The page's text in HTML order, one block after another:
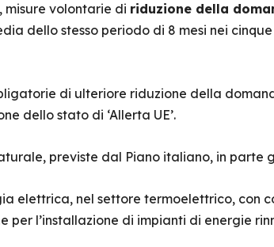
misure volontarie di riduzione della
dello stesso periodo di 8 mesi nei
di ulteriore riduzione della
dello stato di ‘Allerta UE’.
previste dal Piano italiano, in
elettrica, nel settore termoelettrico, con
per l’installazione di impianti di energie